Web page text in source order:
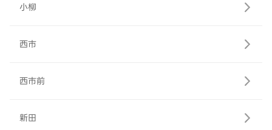
小柳
西市
西市前
新田